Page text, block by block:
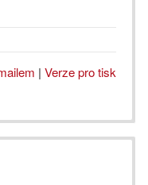
| Verze pro tisk